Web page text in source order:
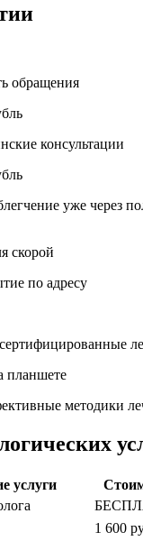
обращения
консультации
уже через
по адресу
методики
услуги
1 600